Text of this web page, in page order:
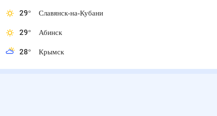
29° Славянск-на-Кубани
29° Абинск
28° Крымск